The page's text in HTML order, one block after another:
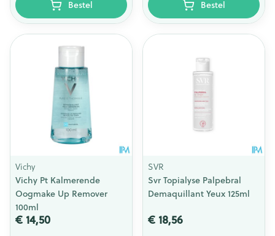
Bestel Bestel
Vichy
Vichy Pt Kalmerende
Oogmake Up Remover
100ml
€ 14,50
SVR
Svr Topialyse Palpebral
Demaquillant Yeux 125ml
€ 18,56